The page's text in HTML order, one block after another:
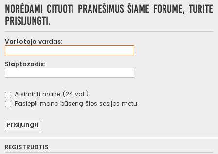
Norėdami cituoti pranešimus šiame forume, turite
prisijungti.
Vartotojo vardas:
Slaptažodis:
Atsiminti mane (24 val.)
Paslėpti mano būseną šios sesijos metu
REGISTRUOTIS